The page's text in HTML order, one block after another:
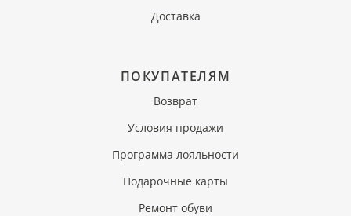
Доставка
ПОКУПАТЕЛЯМ
Возврат
Условия продажи
Программа лояльности
Подарочные карты
Ремонт обуви